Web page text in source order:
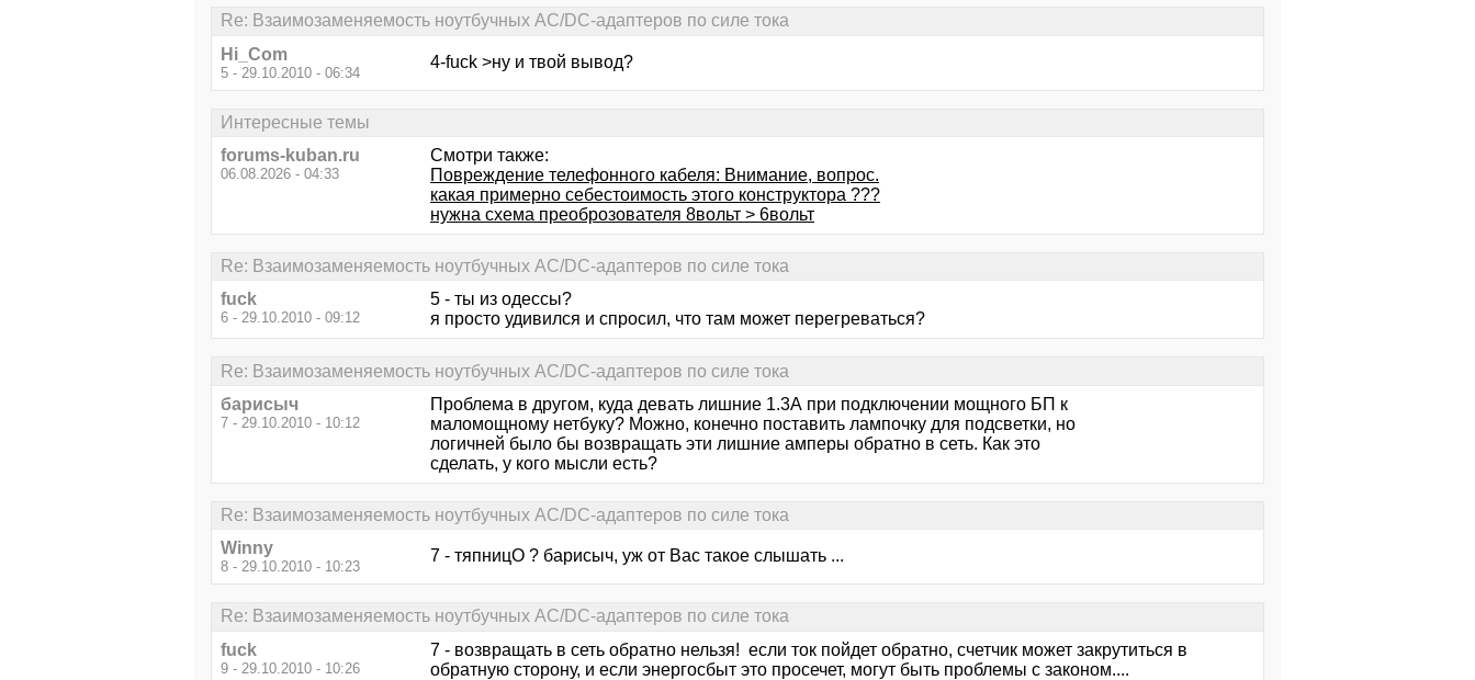
Re: Взаимозаменяемость ноутбучных AC/DC-адаптеров по силе тока
Hi_Com
5 - 29.10.2010 - 06:34
4-fuck >ну и твой вывод?
Интересные темы
forums-kuban.ru
06.08.2026 - 04:33
Смотри также:
Повреждение телефонного кабеля: Внимание, вопрос.
какая примерно себестоимость этого конструктора ???
нужна схема преоброзователя 8вольт > 6вольт
Re: Взаимозаменяемость ноутбучных AC/DC-адаптеров по силе тока
fuck
6 - 29.10.2010 - 09:12
5 - ты из одессы?
я просто удивился и спросил, что там может перегреваться?
Re: Взаимозаменяемость ноутбучных AC/DC-адаптеров по силе тока
барисыч
7 - 29.10.2010 - 10:12
Проблема в другом, куда девать лишние 1.3А при подключении мощного БП к
маломощному нетбуку? Можно, конечно поставить лампочку для подсветки, но
логичней было бы возвращать эти лишние амперы обратно в сеть. Как это
сделать, у кого мысли есть?
Re: Взаимозаменяемость ноутбучных AC/DC-адаптеров по силе тока
Winny
8 - 29.10.2010 - 10:23
7 - тяпницО ? барисыч, уж от Вас такое слышать ...
Re: Взаимозаменяемость ноутбучных AC/DC-адаптеров по силе тока
fuck
9 - 29.10.2010 - 10:26
7 - возвращать в сеть обратно нельзя! если ток пойдет обратно, счетчик может закрутиться в
обратную сторону, и если энергосбыт это просечет, могут быть проблемы с законом....